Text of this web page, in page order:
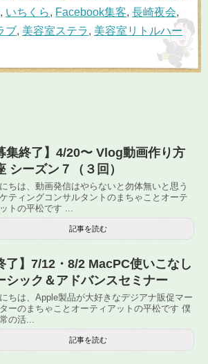
, いちくら, Facebook集客,長崎夜会,
ブ, 美容室ステラ, 美容室リトルハー
集終了】4/20〜 Vlog動画作り方
シーズン７（３回）
ちは、動画発信はやらないと勿体無いと思う
ティングコンサルタントのまちゃことオーテ
トの平松です ...
記事を読む
了】7/12・8/2 MacPC使いこなし
シック＆アドバンスセミナー
ちは、Apple製品が大好きなデジアナ販促マー
ーのまちゃことオーティアットの平松です 僕
の活...
記事を読む